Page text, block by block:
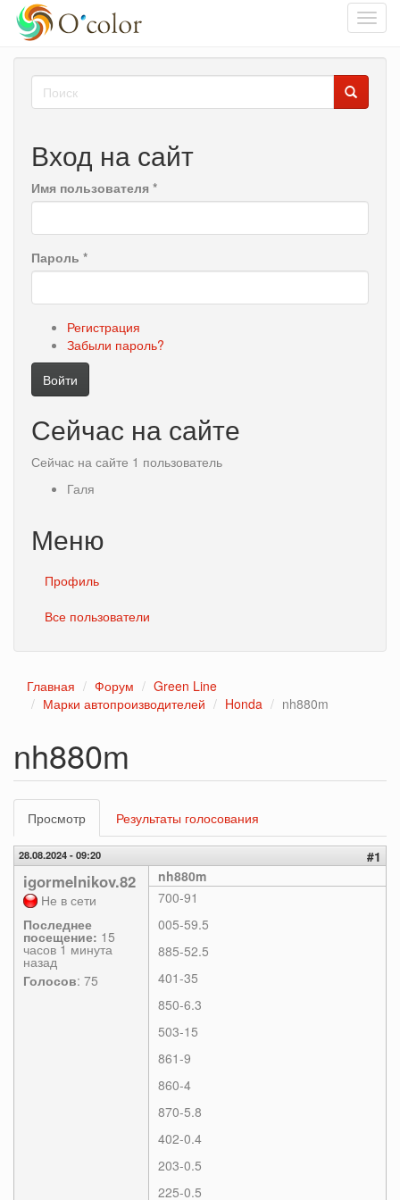
основному
Форма
поиска
Вход на сайт
Имя пользователя *
Пароль *
Регистрация
Забыли пароль?
Войти
Сейчас на сайте
Сейчас на сайте 1 пользователь
Галя
Меню
Профиль
Все пользователи
Главная Форум
Green Line
Марки автопроизводителей
Honda nh880m
nh880m
Главные
вкладки
Просмотр (активная
вкладка)
Результаты голосования
28.08.2024 - 09:20 #1
igormelnikov.82
Не в сети
Последнее
посещение: 15
часов 1 минута
назад
Голосов: 75
nh880m
700-91
005-59.5
885-52.5
401-35
850-6.3
503-15
861-9
860-4
870-5.8
402-0.4
203-0.5
225-0.5